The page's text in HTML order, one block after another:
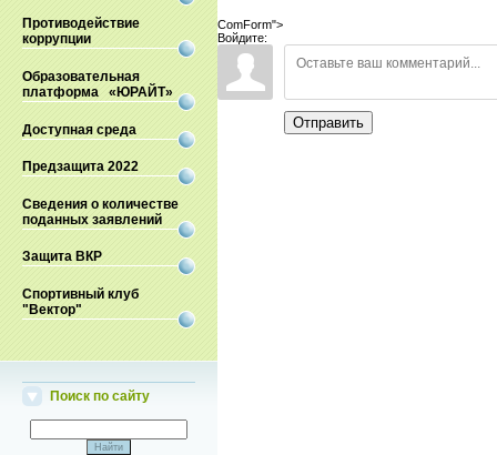
Противодействие
коррупции
Образовательная
платформа «ЮРАЙТ»
Доступная среда
Предзащита 2022
Сведения о количестве
поданных заявлений
Защита ВКР
Спортивный клуб
"Вектор"
Поиск по сайту
ComForm">
Войдите:
Отправить